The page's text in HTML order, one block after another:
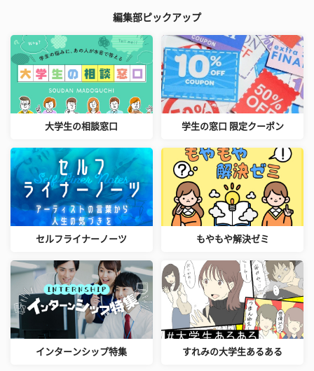
編集部ピックアップ
大学生の相談窓口 学生の窓口 限定クーポン
セルフライナーノーツ もやもや解決ゼミ
インターンシップ特集 すれみの大学生あるある